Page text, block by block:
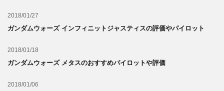
2018/01/27
ガンダムウォーズ インフィニットジャスティスの評価やパイロット
2018/01/18
ガンダムウォーズ メタスのおすすめパイロットや評価
2018/01/06